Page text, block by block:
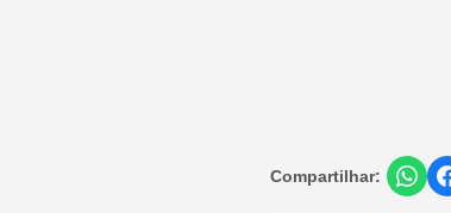
Compartilhar: